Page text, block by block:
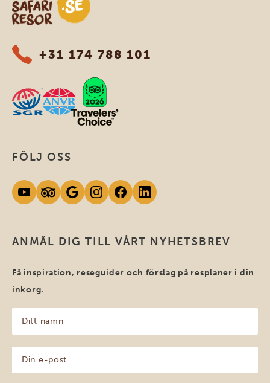
+31 174 788 101
ANMÄL DIG TILL VÅRT NYHETSBREV
Få inspiration, reseguider och förslag på resplaner i din
inkorg.
namn
(Obligatoriskt)
post
FÖLJ OSS